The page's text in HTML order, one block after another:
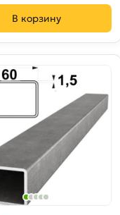
В корзину